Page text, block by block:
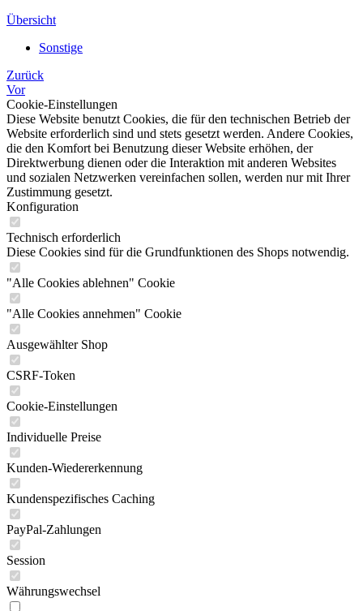
Übersicht
Sonstige
Zurück
Vor
Cookie-Einstellungen
Diese Website benutzt Cookies, die für den technischen Betrieb der
Website erforderlich sind und stets gesetzt werden. Andere Cookies,
die den Komfort bei Benutzung dieser Website erhöhen, der
Direktwerbung dienen oder die Interaktion mit anderen Websites
und sozialen Netzwerken vereinfachen sollen, werden nur mit Ihrer
Zustimmung gesetzt.
Konfiguration
Technisch erforderlich
Diese Cookies sind für die Grundfunktionen des Shops notwendig.
"Alle Cookies ablehnen" Cookie
"Alle Cookies annehmen" Cookie
Ausgewählter Shop
CSRF-Token
Cookie-Einstellungen
Individuelle Preise
Kunden-Wiedererkennung
Kundenspezifisches Caching
PayPal-Zahlungen
Session
Währungswechsel